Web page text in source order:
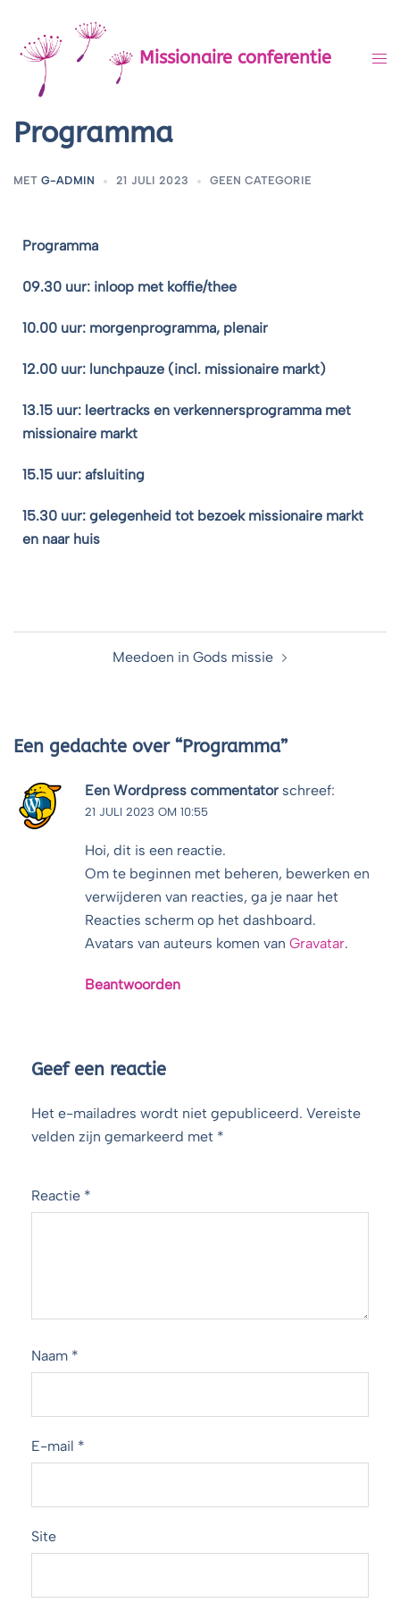
Missionaire conferentie
Programma
MET G-ADMIN 21 JULI 2023 GEEN CATEGORIE
Programma
09.30 uur: inloop met koffie/thee
10.00 uur: morgenprogramma, plenair
12.00 uur: lunchpauze (incl. missionaire markt)
13.15 uur: leertracks en verkennersprogramma met
missionaire markt
15.15 uur: afsluiting
15.30 uur: gelegenheid tot bezoek missionaire markt
en naar huis
Meedoen in Gods missie
Een gedachte over “Programma”
Een Wordpress commentator schreef:
21 JULI 2023 OM 10:55
Hoi, dit is een reactie.
Om te beginnen met beheren, bewerken en
verwijderen van reacties, ga je naar het
Reacties scherm op het dashboard.
Avatars van auteurs komen van Gravatar.
Beantwoorden
Geef een reactie
Het e-mailadres wordt niet gepubliceerd. Vereiste
velden zijn gemarkeerd met *
Reactie *
Naam *
E-mail *
Site